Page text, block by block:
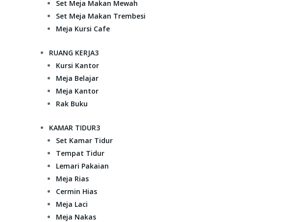
Set Meja Makan Mewah
Set Meja Makan Trembesi
Meja Kursi Cafe
RUANG KERJA3
Kursi Kantor
Meja Belajar
Meja Kantor
Rak Buku
KAMAR TIDUR3
Set Kamar Tidur
Tempat Tidur
Lemari Pakaian
Meja Rias
Cermin Hias
Meja Laci
Meja Nakas